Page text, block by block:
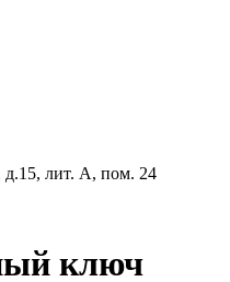
д.15, лит. А, пом. 24
ключ